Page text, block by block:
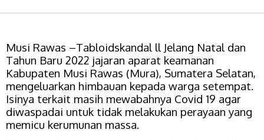
Musi Rawas –Tabloidskandal ll Jelang Natal dan
Tahun Baru 2022 jajaran aparat keamanan
Kabupaten Musi Rawas (Mura), Sumatera Selatan,
mengeluarkan himbauan kepada warga setempat.
Isinya terkait masih mewabahnya Covid 19 agar
diwaspadai untuk tidak melakukan perayaan yang
memicu kerumunan massa.